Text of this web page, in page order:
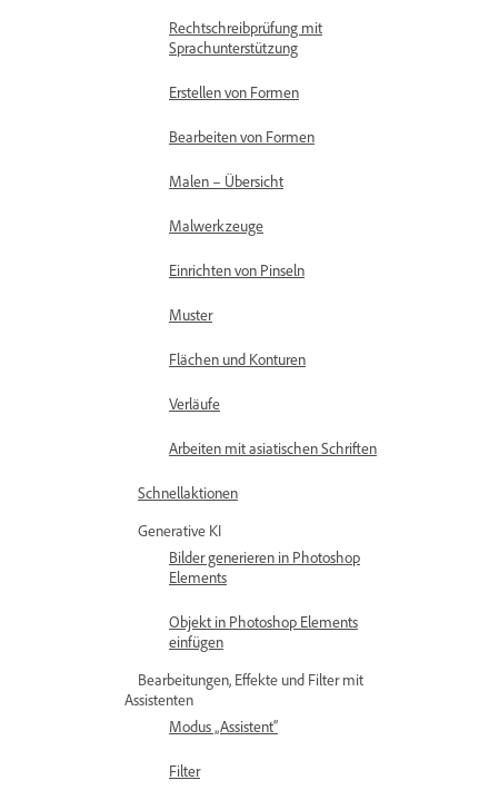
Rechtschreibprüfung mit
Sprachunterstützung
Erstellen von Formen
Bearbeiten von Formen
Malen – Übersicht
Malwerkzeuge
Einrichten von Pinseln
Muster
Flächen und Konturen
Verläufe
Arbeiten mit asiatischen Schriften
Schnellaktionen
Generative KI
Bilder generieren in Photoshop
Elements
Objekt in Photoshop Elements
einfügen
Bearbeitungen, Effekte und Filter mit
Assistenten
Modus „Assistent“
Filter